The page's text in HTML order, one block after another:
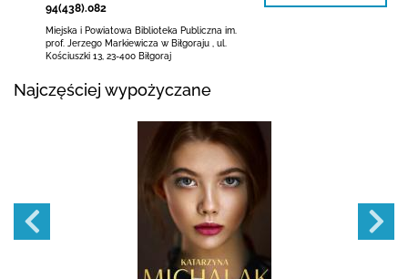
94(438).082
Miejska i Powiatowa Biblioteka Publiczna im.
prof. Jerzego Markiewicza w Biłgoraju
ul.
Kościuszki 13 23-400 Biłgoraj
Najczęściej wypożyczane